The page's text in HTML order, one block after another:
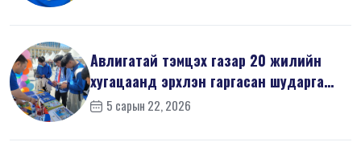
Авлигатай тэмцэх газар 20 жилийн
хугацаанд эрхлэн гаргасан шударга
ёсн...5 сарын 22, 2026